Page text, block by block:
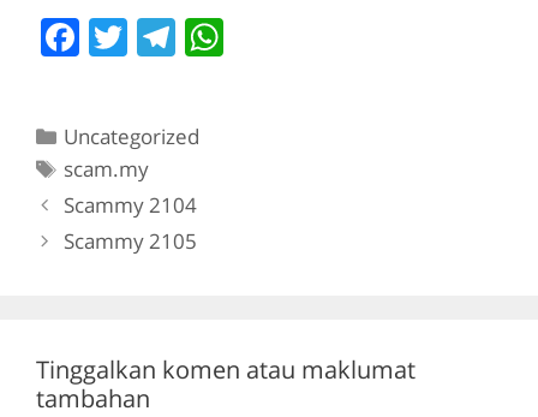
F
a
e
b
o
o
T
w
er
T
el
gr
a
m
Categories
Uncategorized
Tags
scam.my
Scammy 2104
Scammy 2105
Tinggalkan komen atau maklumat
tambahan